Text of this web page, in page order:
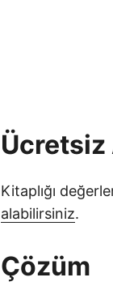
Ücretsiz
Kitaplığı
alabilirsiniz.
Çözüm